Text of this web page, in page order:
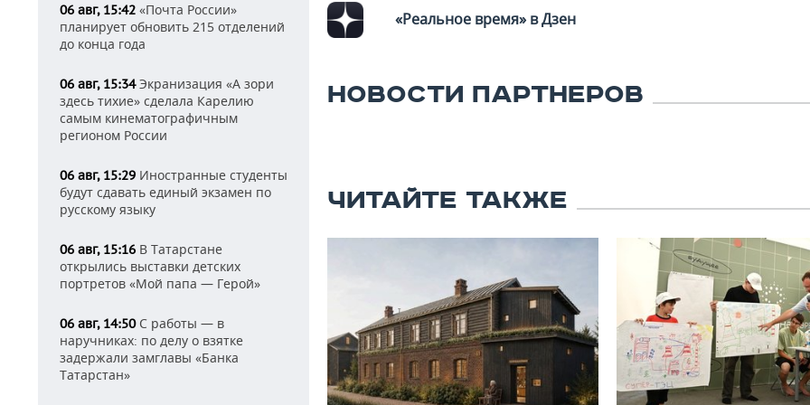
06 авг, 15:42 «Почта России»
планирует обновить 215 отделений
до конца года
06 авг, 15:34Экранизация «А зори
здесь тихие» сделала Карелию
самым кинематографичным
регионом России
06 авг, 15:29 Иностранные студенты
будут сдавать единый экзамен по
русскому языку
06 авг, 15:16 В Татарстане
открылись выставки детских
портретов «Мой папа — Герой»
06 авг, 14:50С работы — в
наручниках: по делу о взятке
задержали замглавы «Банка
Татарстан»
«Реальное время» в Дзен
НОВОСТИ ПАРТНЕРОВ
ЧИТАЙТЕ ТАКЖЕ